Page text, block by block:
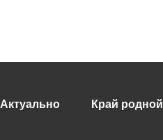
Актуально Край родной